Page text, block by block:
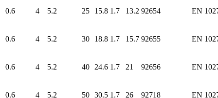
0.6 4 5.2 25 15.8 1.7 13.2 92654 EN
0.6 4 5.2 30 18.8 1.7 15.7 92655 EN
0.6 4 5.2 40 24.6 1.7 21 92656 EN
0.6 4 5.2 50 30.5 1.7 26 92718 EN